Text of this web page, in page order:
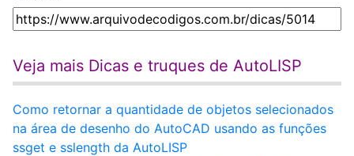
Veja mais Dicas e truques de AutoLISP
Como retornar a quantidade de objetos selecionados
na área de desenho do AutoCAD usando as funções
ssget e sslength da AutoLISP